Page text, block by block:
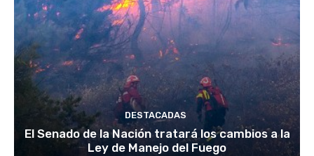
DESTACADAS
El Senado de la Nación tratará los cambios a la
Ley de Manejo del Fuego